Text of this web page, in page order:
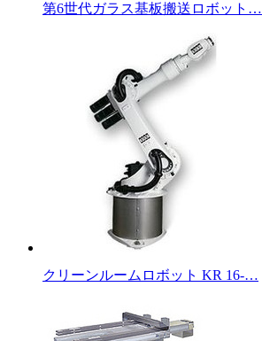
第6世代ガラス基板搬送ロボット…
クリーンルームロボット KR 16-…